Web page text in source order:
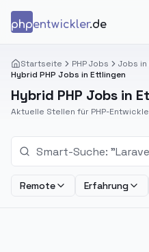
phpentwickler.de
Startseite PHP Jobs
Jobs in
Hybrid PHP Jobs in Ettlingen
Hybrid PHP Jobs in
Aktuelle Stellen für PHP-
Remote Erfahrung